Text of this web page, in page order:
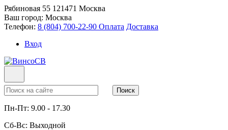
Рябиновая 55 121471 Москва
Ваш город: Москва
Телефон: 8 (804) 700-22-90 Оплата Доставка
Вход
Поиск
Пн-Пт: 9.00 - 17.30
Сб-Вс: Выходной